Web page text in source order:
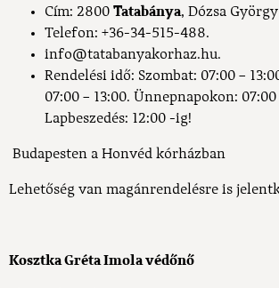
Cím: 2800 Tatabánya, Dózsa
Telefon: +36-34-515-488.
info@tatabanyakorhaz.hu.
Rendelési idő: Szombat: 07:00 –
07:00 – 13:00. Ünnepnapokon: 07:00
Lapbeszedés: 12:00 -ig!
Budapesten a Honvéd kórházban
Lehetőség van magánrendelésre is
Kosztka Gréta Imolavédőnő